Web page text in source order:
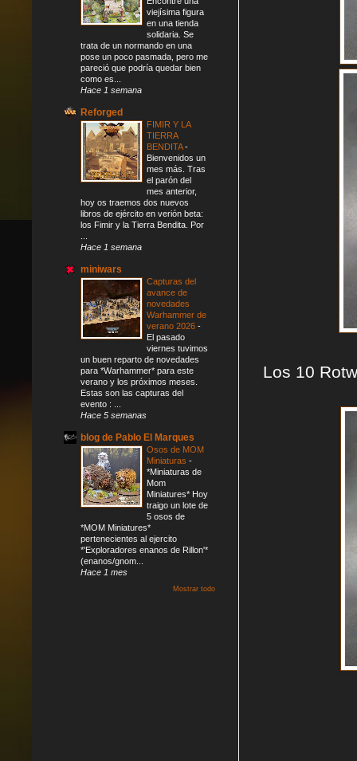
Los 10
viejísima figura
en una tienda
solidaria. Se
trata de un normando en una
pose un poco pasmada, pero me
pareció que podría quedar bien
como es...
Hace 1 semana
Reforged
FIMIR Y LA
TIERRA
BENDITA-
Bienvenidos un
mes más. Tras
el parón del
mes anterior,
hoy os traemos dos nuevos
libros de ejército en verión beta:
los Fimir y la Tierra Bendita. Por
Hace 1 semana
miniwars
Capturas del
avance de
novedades
Warhammer de
verano 2026 -
El pasado
viernes tuvimos
un buen reparto de novedades
para *Warhammer* para este
verano y los próximos meses.
Estas son las capturas del
evento : ...
Hace 5 semanas
blog de Pablo El Marques
Osos de MOM
Miniaturas -
*Miniaturas de
Mom
Miniatures* Hoy
traigo un lote de
5 osos de
*MOM Miniatures*
pertenecientes al ejercito
*'Exploradores enanos de Rillon'*
(enanos/gnom...
Hace 1 mes
Mostrar todo